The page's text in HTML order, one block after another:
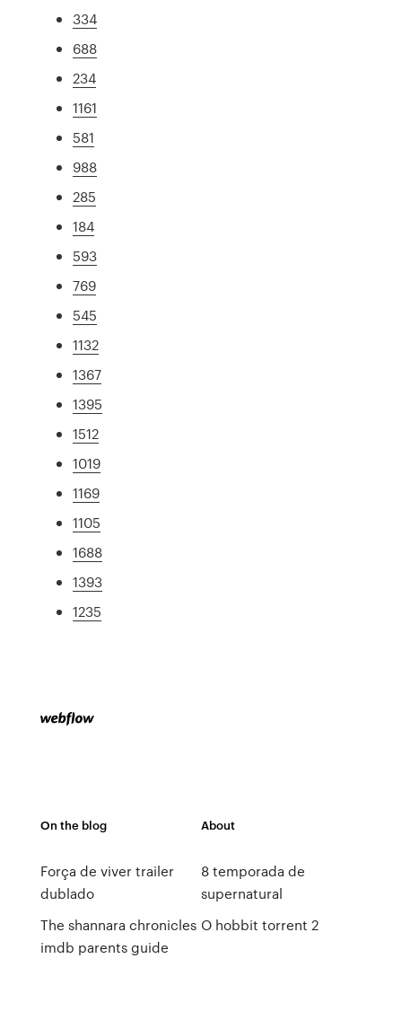
334
688
234
1161
581
988
285
184
593
769
545
1132
1367
1395
1512
1019
1169
1105
1688
1393
1235
On the blog
Força de viver trailer
dublado
The shannara chronicles
imdb parents guide
About
8 temporada de
supernatural
O hobbit torrent 2